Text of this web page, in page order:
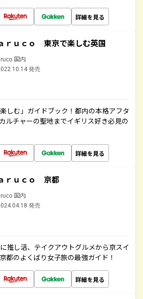
詳細を見る
ｒｕｃｏ 東京で楽しむ英国
国内
発売
しむ」ガイドブック！都内の本格アフタ
ルチャーの聖地までイギリス好き必見の
詳細を見る
ｒｕｃｏ 京都
国内
発売
推し活、テイクアウトグルメから京スイ
都のよくばり女子旅の最強ガイド！
詳細を見る